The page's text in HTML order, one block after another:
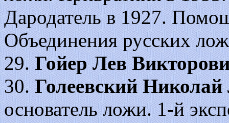
Дародатель в 1927.
Объединения русских
29.Гойер Лев
30.Голеевский
основатель ложи. 1-й